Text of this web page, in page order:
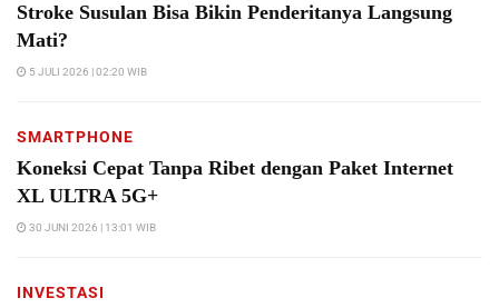
Stroke Susulan Bisa Bikin Penderitanya Langsung
Mati?
5 JULI 2026 | 02:20 WIB
SMARTPHONE
Koneksi Cepat Tanpa Ribet dengan Paket Internet
XL ULTRA 5G+
30 JUNI 2026 | 13:01 WIB
INVESTASI